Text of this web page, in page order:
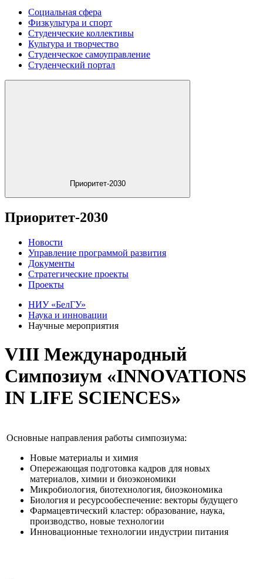
Социальная сфера
Физкультура и спорт
Студенческие коллективы
Культура и творчество
Студенческое самоуправление
Студенческий портал
Приоритет-2030
Приоритет-2030
Новости
Управление программой развития
Документы
Стратегические проекты
Проекты
НИУ «БелГУ»
Наука и инновации
Научные мероприятия
VIII Международный
Симпозиум «INNOVATIONS
IN LIFE SCIENCES»
Основные направления работы симпозиума:
Новые материалы и химия
Опережающая подготовка кадров для новых
материалов, химии и биоэкономики
Микробиология, биотехнология, биоэкономика
Биология и ресурсообеспечение: векторы будущего
Фармацевтический кластер: образование, наука,
производство, новые технологии
Инновационные технологии индустрии питания